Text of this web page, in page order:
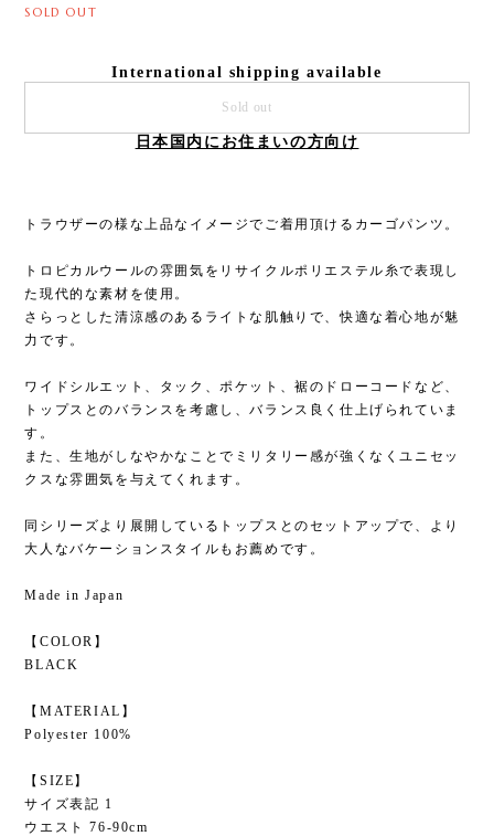
SOLD OUT
International shipping available
Sold out
日本国内にお住まいの方向け
トラウザーの様な上品なイメージでご着用頂けるカーゴパンツ。
トロピカルウールの雰囲気をリサイクルポリエステル糸で表現し
た現代的な素材を使用。
さらっとした清涼感のあるライトな肌触りで、快適な着心地が魅
力です。
ワイドシルエット、タック、ポケット、裾のドローコードなど、
トップスとのバランスを考慮し、バランス良く仕上げられていま
す。
また、生地がしなやかなことでミリタリー感が強くなくユニセッ
クスな雰囲気を与えてくれます。
同シリーズより展開しているトップスとのセットアップで、より
大人なバケーションスタイルもお薦めです。
Made in Japan
【COLOR】
BLACK
【MATERIAL】
Polyester 100%
【SIZE】
サイズ表記 1
ウエスト 76-90cm